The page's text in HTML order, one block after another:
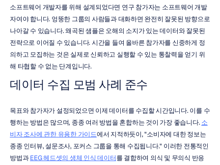
소프트웨어 개발자를 위해 설계되었다면 연구 참가자는 소프트웨어 개발
자여야 합니다. 엉뚱한 그룹의 사람들과 대화하면 완전히 잘못된 방향으로
나아갈 수 있습니다. 왜곡된 샘플은 오해의 소지가 있는 데이터와 잘못된
전략으로 이어질 수 있습니다. 시간을 들여 올바른 참가자를 신중하게 정
의하고 모집하는 것은 실제로 신뢰하고 실행할 수 있는 통찰력을 얻기 위
해 타협할 수 없는 단계입니다.
데이터 수집 모범 사례 준수
목표와 참가자가 설정되었으면 이제 데이터를 수집할 시간입니다. 이를 수
행하는 방법은 많으며, 종종 여러 방법을 혼합하는 것이 가장 좋습니다. 소
비자 조사에 관한 유용한 가이드에서 지적하듯이, "소비자에 대한 정보는
종종 인터뷰, 설문조사, 포커스 그룹을 통해 수집됩니다." 이러한 전통적인
방법과 EEG 헤드셋의 생체 인식 데이터를 결합하여 의식 및 무의식 반응